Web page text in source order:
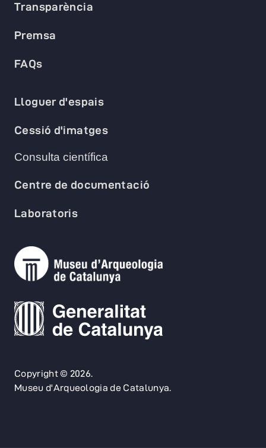
Copyright © 2026.
Museu d'Arqueologia de Catalunya.
Transparència
Premsa
FAQs
Lloguer d'espais
Cessió d'imatges
Consulta científica
Centre de documentació
Laboratoris